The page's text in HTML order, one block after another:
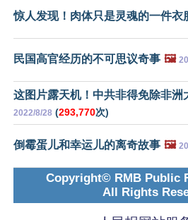
惊人发现！肉体只是灵魂的一件衣
民国高官经历的不可思议奇事 🖼️
这图片露天机！中共非得免除非洲
2022/8/28 (293,770次)
倒霉蛋儿和幸运儿的离奇故事 🖼️
Copyright© RMB Public
All Rights